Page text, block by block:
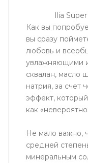
Ilia
Как вы
вы сразу
любовь и
увлажняющими
сквалан, масло
натрия, за счет
эффект,
как
Не мало важно,
средней
минеральным